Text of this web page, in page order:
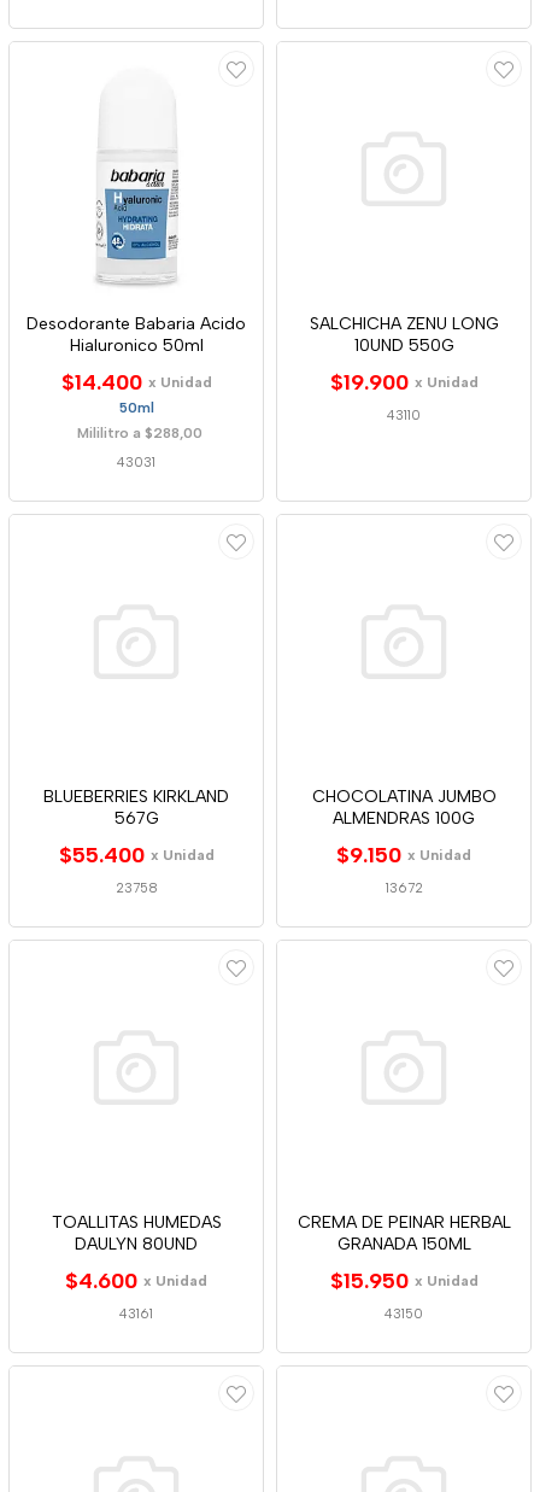
Desodorante Babaria Acido
Hialuronico 50ml
$14.400 x Unidad
50ml
Mililitro a $288,00
43031
SALCHICHA ZENU LONG
10UND 550G
$19.900 x Unidad
43110
BLUEBERRIES KIRKLAND
567G
$55.400 x Unidad
23758
CHOCOLATINA JUMBO
ALMENDRAS 100G
$9.150 x Unidad
13672
TOALLITAS HUMEDAS
DAULYN 80UND
$4.600 x Unidad
43161
CREMA DE PEINAR HERBAL
GRANADA 150ML
$15.950 x Unidad
43150